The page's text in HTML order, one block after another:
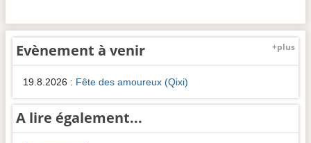
+plus
Evènement à venir
19.8.2026 : Fête des amoureux (Qixi)
A lire également...